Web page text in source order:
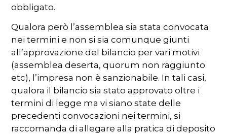
obbligato.
Qualora però l’assemblea sia stata convocata
nei termini e non si sia comunque giunti
all’approvazione del bilancio per vari motivi
(assemblea deserta, quorum non raggiunto
etc), l’impresa non è sanzionabile. In tali casi,
qualora il bilancio sia stato approvato oltre i
termini di legge ma vi siano state delle
precedenti convocazioni nei termini, si
raccomanda di allegare alla pratica di deposito